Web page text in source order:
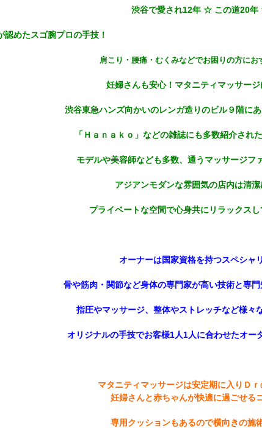
渋谷で愛され12年 ☆ この道20
認めたスゴ腕プロの手技！
肩こり・腰痛・むくみなどでお困りの方にお
妊婦さんも安心！マタニティマッサージ
渋谷東急ハンズ向かいのレンガ造りのビル９階に
「Ｈａｎａｋｏ」などの雑誌にも多数紹介され
モデルや美容師なども多数、通うマッサージフ
アジアンモダンな雰囲気の店内は清潔
プライベートな空間で心身共にリラックス
オーナーは国家資格を持つスペシャ
骨や筋肉・関節など身体の専門家が高い技術と専
指圧やマッサージ、整体やストレッチなど様々
オリジナルの手技でお客様1人1人に合わせたオー
マタニティマッサージは安定期に入りＤ
妊婦さんと赤ちゃんが快適に過ごせる
専用クッションもあるので横向きの施